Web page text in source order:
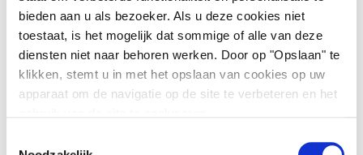
bieden aan u als bezoeker. Als u deze cookies niet
toestaat, is het mogelijk dat sommige of alle van deze
diensten niet naar behoren werken. Door op "Opslaan" te
klikken, stemt u in met het opslaan van cookies op uw
apparaat om de navigatie op de site te verbeteren en het
READ MORE